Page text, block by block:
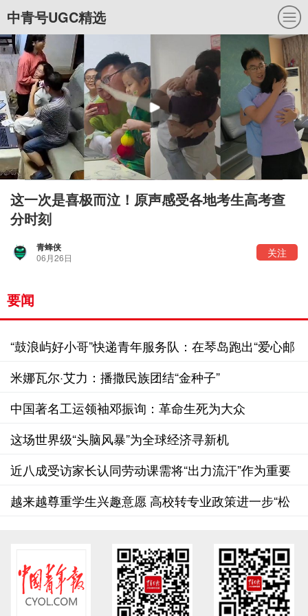
中青号UGC精选
这一次是喜极而泣！原声感受各地考生高考查
分时刻
青蜂侠
06月26日 关注
要闻
“鼓浪屿好小哥”快递青年服务队：在琴岛跑出“爱心邮
路”
米娜瓦尔·艾力：播撒民族团结“金种子”
中国著名工运领袖邓振询：革命生死为大众
这场世界级“头脑风暴”为全球经济寻新机
近八成受访家长认同劳动课需将“出力流汗”作为重要
考量
越来越尊重学生兴趣意愿 高校转专业政策进一步“松